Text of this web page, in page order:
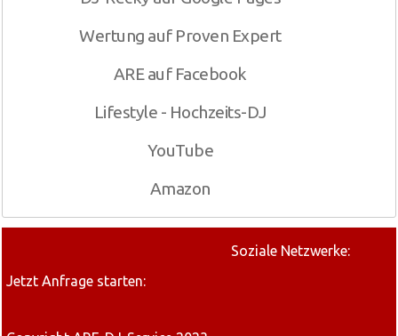
Wertung auf Proven Expert
ARE auf Facebook
Lifestyle - Hochzeits-DJ
YouTube
Amazon
Soziale Netzwerke:
Jetzt Anfrage starten: